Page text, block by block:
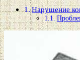
Нарушение